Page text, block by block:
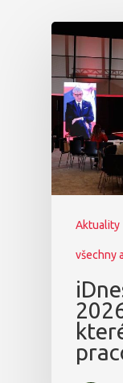
Aktuality
všechny